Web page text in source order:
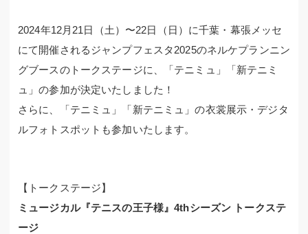
2024年12月21日（土）〜22日（日）に千葉・幕張メッセ
にて開催されるジャンプフェスタ2025のネルケプランニン
グブースのトークステージに、「テニミュ」「新テニミ
ュ」の参加が決定いたしました！
さらに、「テニミュ」「新テニミュ」の衣裳展示・デジタ
ルフォトスポットも参加いたします。
【トークステージ】
ミュージカル『テニスの王子様』4thシーズン トークステ
ージ